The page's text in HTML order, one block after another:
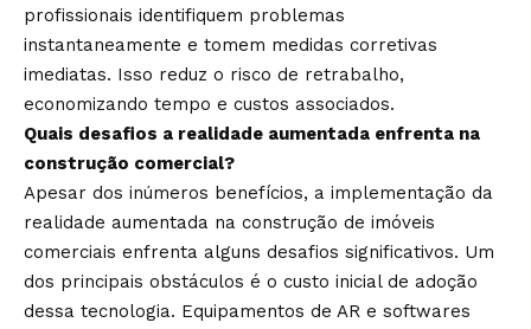
profissionais identifiquem problemas
instantaneamente e tomem medidas corretivas
imediatas. Isso reduz o risco de retrabalho,
economizando tempo e custos associados.
Quais desafios a realidade aumentada enfrenta na
construção comercial?
Apesar dos inúmeros benefícios, a implementação da
realidade aumentada na construção de imóveis
comerciais enfrenta alguns desafios significativos. Um
dos principais obstáculos é o custo inicial de adoção
dessa tecnologia. Equipamentos de AR e softwares